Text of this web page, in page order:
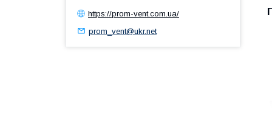
https://prom-vent.com.ua/
prom_vent@ukr.net